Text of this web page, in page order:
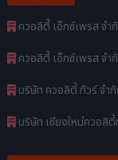
ควอลิตี้ เอ็กซ์เพรส จำ
ควอลิตี้ เอ็กซ์เพรส จำ
บริษัท ควอลิตี้ ทัวร์ จำ
บริษัท เชียงใหม่ควอลิตี้